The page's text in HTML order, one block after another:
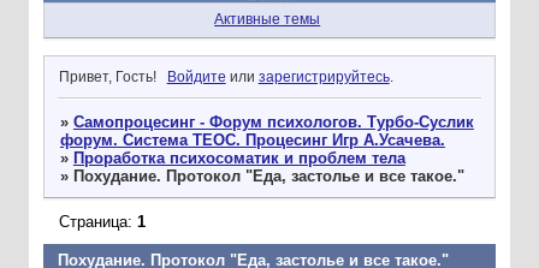
Активные темы
Привет, Гость! Войдите или зарегистрируйтесь.
» Самопроцесинг - Форум психологов. Турбо-Суслик
форум. Система ТЕОС. Процесинг Игр А.Усачева.
» Проработка психосоматик и проблем тела
» Похудание. Протокол "Еда, застолье и все такое."
Похудание. Протокол "Еда, застолье и все такое."
Страница: 1